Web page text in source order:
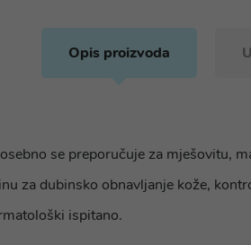
Opis proizvoda
se preporučuje za mješovitu,
za dubinsko obnavljanje kože,
ispitano.